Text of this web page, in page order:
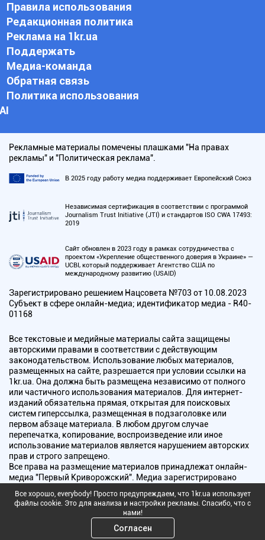
Правила использования
Редакционная политика
Реклама на 1kr.ua
Поддержать
Медиа-команда
Обратная связь
Политика использования
АI
Рекламные материалы помечены плашками "На правах
рекламы" и "Политическая реклама".
В 2025 году работу медиа поддерживает Европейский Союз
Независимая сертификация в соответствии с программой
Journalism Trust Initiative (JTI) и стандартов ISO CWA 17493:
2019
Сайт обновлен в 2023 году в рамках сотрудничества с
проектом «Укрепление общественного доверия в Украине» —
UCBI, который поддерживает Агентство США по
международному развитию (USAID)
Зарегистрировано решением Нацсовета №703 от 10.08.2023
Субъект в сфере онлайн-медиа; идентификатор медиа - R40-
01168
Все текстовые и медийные материалы сайта защищены
авторскими правами в соответствии с действующим
законодательством. Использование любых материалов,
размещенных на сайте, разрешается при условии ссылки на
1kr.ua. Она должна быть размещена независимо от полного
или частичного использования материалов. Для интернет-
изданий обязательна прямая, открытая для поисковых
систем гиперссылка, размещенная в подзаголовке или
первом абзаце материала. В любом другом случае
перепечатка, копирование, воспроизведение или иное
использование материалов является нарушением авторских
прав и строго запрещено.
Все права на размещение материалов принадлежат онлайн-
медиа "Первый Криворожский". Медиа зарегистрировано
радиовещания.
Copyright © 2010 - 2026 Все права защищены
Все хорошо, everybody! Просто предупреждаем, что 1kr.ua использует
файлы cookie. Это для анализа и настройки рекламы. Спасибо, что с
нами!
Согласен